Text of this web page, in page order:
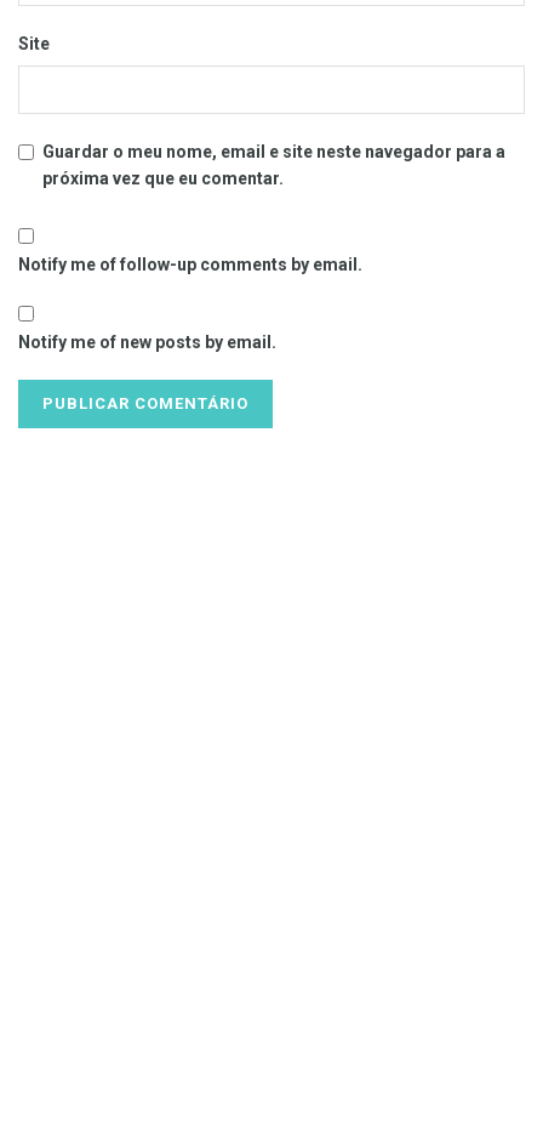
Site
Guardar o meu nome, email e site neste navegador para a
próxima vez que eu comentar.
Notify me of follow-up comments by email.
Notify me of new posts by email.